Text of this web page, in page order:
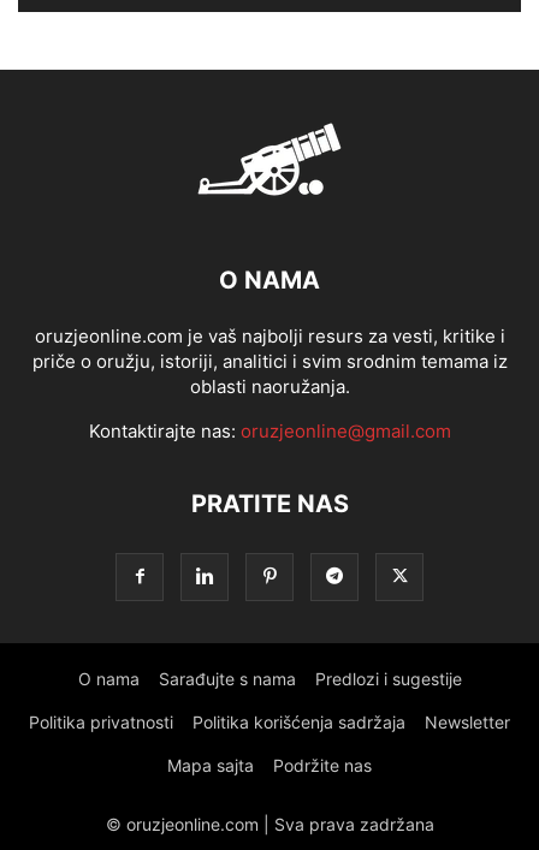
O NAMA
oruzjeonline.com je vaš najbolji resurs za vesti, kritike i
priče o oružju, istoriji, analitici i svim srodnim temama iz
oblasti naoružanja.
Kontaktirajte nas: oruzjeonline@gmail.com
PRATITE NAS
O nama Sarađujte s nama Predlozi i sugestije
Politika privatnosti Politika korišćenja sadržaja Newsletter
Mapa sajta Podržite nas
© oruzjeonline.com | Sva prava zadržana